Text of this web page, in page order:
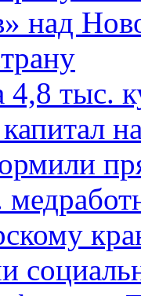
над
4,8 тыс.